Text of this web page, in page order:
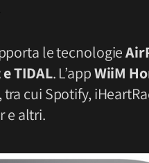
le tecnologie
TIDAL. L’appWiiM
cui Spotify,
e altri.